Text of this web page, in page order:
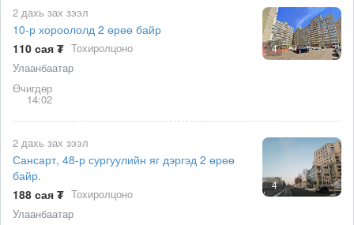
4
2 дахь зах зээл
10-р хороололд 2 өрөө байр
110 сая ₮ Тохиролцоно
Улаанбаатар
Өчигдөр
14:02
4
2 дахь зах зээл
Сансарт, 48-р сургуулийн яг дэргэд 2 өрөө
байр.
188 сая ₮ Тохиролцоно
Улаанбаатар